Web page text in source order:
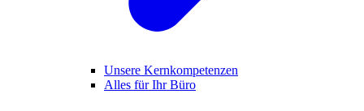
Unsere Kernkompetenzen
Alles für Ihr Büro